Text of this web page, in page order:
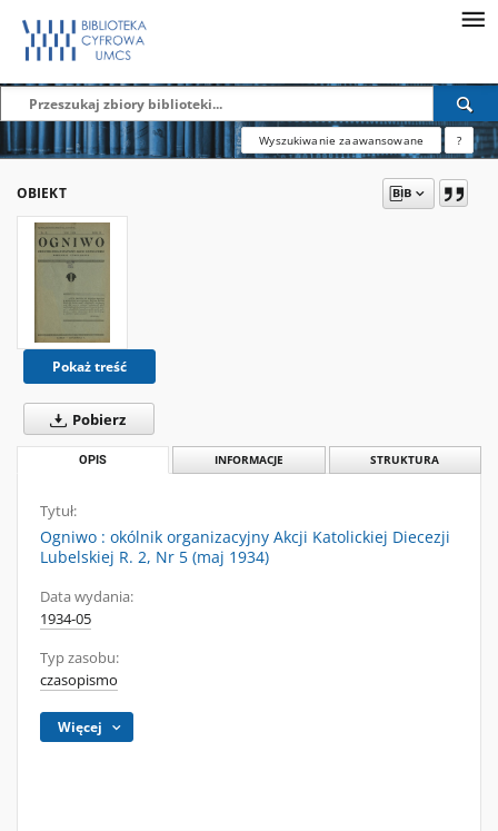
Wyszukiwanie zaawansowane ?
OBIEKT
Pokaż treść
Pobierz
OPIS INFORMACJE STRUKTURA
Tytuł:
Ogniwo : okólnik organizacyjny Akcji Katolickiej Diecezji
Lubelskiej R. 2, Nr 5 (maj 1934)
Data wydania:
1934-05
Typ zasobu:
czasopismo
Więcej